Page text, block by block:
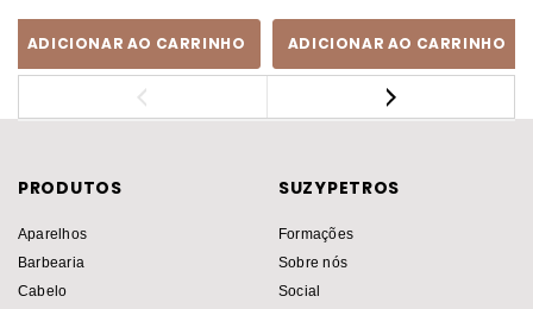
ADICIONAR AO CARRINHO ADICIONAR AO CARRINHO
PRODUTOS
Aparelhos
Barbearia
Cabelo
SUZYPETROS
Formações
Sobre nós
Social